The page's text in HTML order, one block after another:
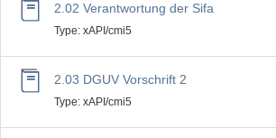
2.02 Verantwortung der Sifa
Type: xAPI/cmi5
2.03 DGUV Vorschrift 2
Type: xAPI/cmi5